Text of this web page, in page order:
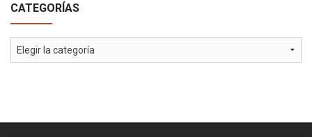
CATEGORÍAS
Categorías